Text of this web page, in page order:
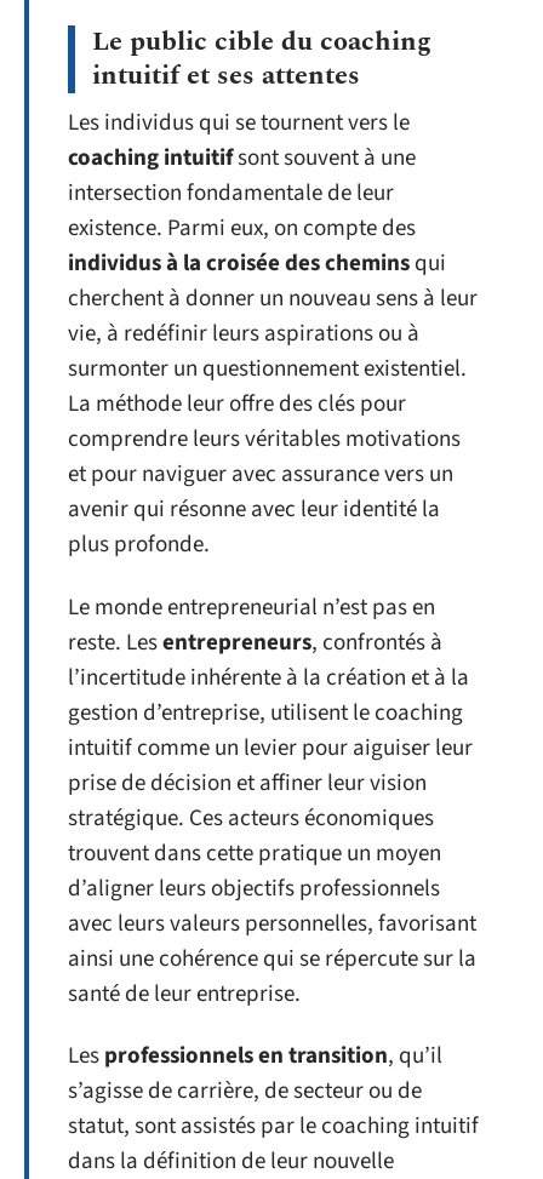
Le public cible du coaching
intuitif et ses attentes
Les individus qui se tournent vers le
coaching intuitifsont souvent à une
intersection fondamentale de leur
existence. Parmi eux, on compte des
individus à la croisée des cheminsqui
cherchent à donner un nouveau sens à leur
vie, à redéfinir leurs aspirations ou à
surmonter un questionnement existentiel.
La méthode leur offre des clés pour
comprendre leurs véritables motivations
et pour naviguer avec assurance vers un
avenir qui résonne avec leur identité la
plus profonde.
Le monde entrepreneurial n’est pas en
reste. Lesentrepreneurs, confrontés à
l’incertitude inhérente à la création et à la
gestion d’entreprise, utilisent le coaching
intuitif comme un levier pour aiguiser leur
prise de décision et affiner leur vision
stratégique. Ces acteurs économiques
trouvent dans cette pratique un moyen
d’aligner leurs objectifs professionnels
avec leurs valeurs personnelles, favorisant
ainsi une cohérence qui se répercute sur la
santé de leur entreprise.
Lesprofessionnels en transition, qu’il
s’agisse de carrière, de secteur ou de
statut, sont assistés par le coaching intuitif
dans la définition de leur nouvelle